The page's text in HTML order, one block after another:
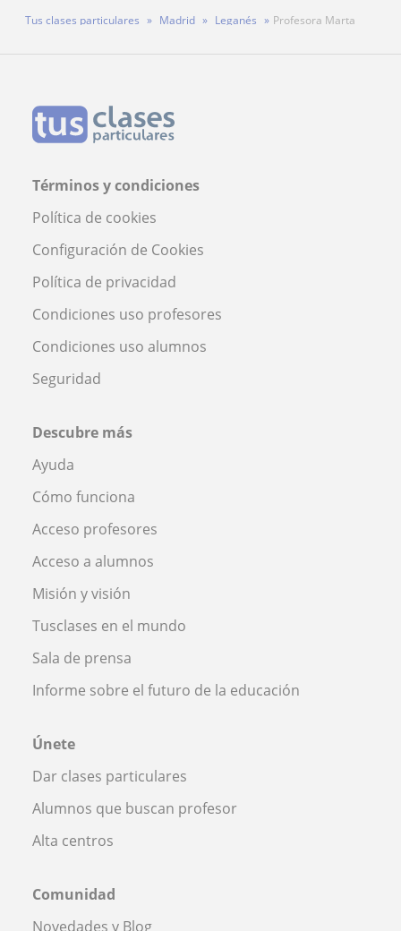
Tus clases particulares Madrid Leganés Profesora Marta
Términos y condiciones
Política de cookies
Configuración de Cookies
Política de privacidad
Condiciones uso profesores
Condiciones uso alumnos
Seguridad
Descubre más
Ayuda
Cómo funciona
Acceso profesores
Acceso a alumnos
Misión y visión
Tusclases en el mundo
Sala de prensa
Informe sobre el futuro de la educación
Únete
Dar clases particulares
Alumnos que buscan profesor
Alta centros
Comunidad
Novedades y Blog